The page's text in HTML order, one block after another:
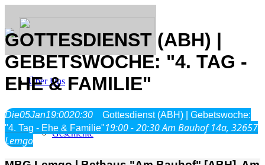
Über Uns
Was wir glauben
Jesus Christus
Geschichte
GOTTESDIENST (ABH) |
GEBETSWOCHE: "4. TAG -
EHE & FAMILIE"
Die05Jan19:0020:30
Gottesdienst (ABH) | Gebetswoche:
"4. Tag - Ehe & Familie"19:00 - 20:30Am Bauhof 14a, 32657
Lemgo